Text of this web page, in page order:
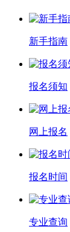
新手指南
报名须知
网上报名
报名时间
专业查询